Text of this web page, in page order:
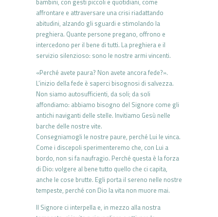
affrontare e attraversare una crisi riadattando
abitudini, alzando gli sguardi e stimolando la
preghiera. Quante persone pregano, offrono e
intercedono per il bene di tutti. La preghiera e il
servizio silenzioso: sono le nostre armi vincenti.
«Perché avete paura? Non avete ancora fede?».
L’inizio della fede è saperci bisognosi di salvezza.
Non siamo autosufficienti, da soli; da soli
affondiamo: abbiamo bisogno del Signore come gli
antichi naviganti delle stelle. Invitiamo Gesù nelle
barche delle nostre vite.
Consegniamogli le nostre paure, perché Lui le vinca.
Come i discepoli sperimenteremo che, con Lui a
bordo, non si fa naufragio. Perché questa è la forza
di Dio: volgere al bene tutto quello che ci capita,
anche le cose brutte. Egli porta il sereno nelle nostre
tempeste, perché con Dio la vita non muore mai.
Il Signore ci interpella e, in mezzo alla nostra